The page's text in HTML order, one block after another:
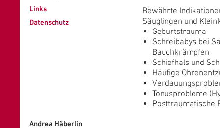
Links
Datenschutz
Bewährte
Säuglingen und
Geburtstrauma
Schreibabys bei
Bauchkrämpfen
Schiefhals und
Häufige
Tonusprobleme
Posttraumatische
Andrea Häberlin